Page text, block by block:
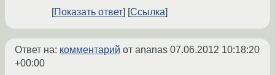
Показать ответ
Ссылка
Ответ на: комментарий от ananas 07.06.2012 10:18:20
+00:00